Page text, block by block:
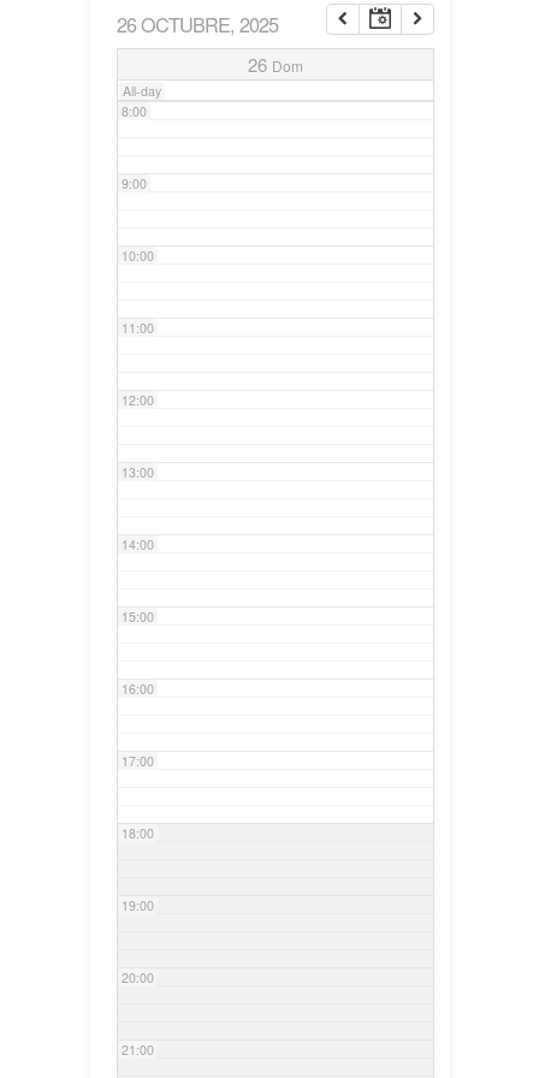
26 OCTUBRE, 2025
26 Dom
All-day
7:00
8:00
9:00
10:00
11:00
12:00
13:00
14:00
15:00
16:00
17:00
18:00
19:00
20:00
21:00